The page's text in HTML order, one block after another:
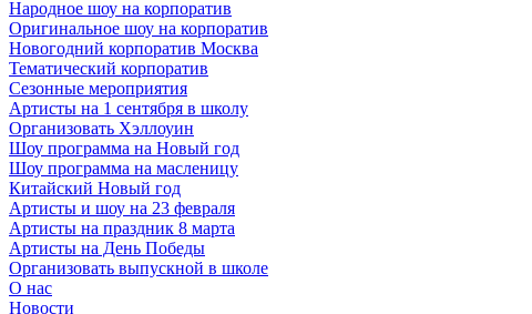
Народное шоу на корпоратив
Оригинальное шоу на корпоратив
Новогодний корпоратив Москва
Тематический корпоратив
Сезонные мероприятия
Артисты на 1 сентября в школу
Организовать Хэллоуин
Шоу программа на Новый год
Шоу программа на масленицу
Китайский Новый год
Артисты и шоу на 23 февраля
Артисты на праздник 8 марта
Артисты на День Победы
Организовать выпускной в школе
О нас
Новости